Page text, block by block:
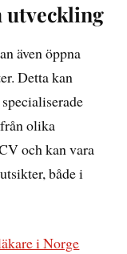
även öppna
Detta kan
olika
och kan vara
både i
i Norge